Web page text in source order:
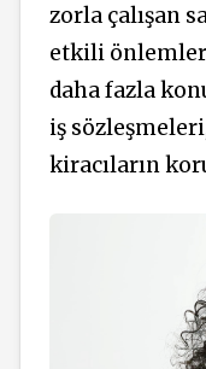
zorla çalışan
etkili
daha fazla
iş
kiracıların